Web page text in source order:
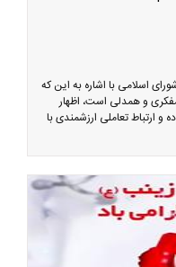
اسلامی با اشاره به این که
و همدلی است، اظهار
و ارتباط تعاملی ارزشمندی با